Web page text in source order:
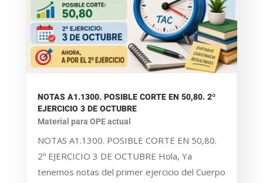
NOTAS A1.1300. POSIBLE CORTE EN 50,80. 2º
EJERCICIO 3 DE OCTUBRE
Material para OPE actual
NOTAS A1.1300. POSIBLE CORTE EN 50,80.
2º EJERCICIO 3 DE OCTUBRE Hola, Ya
tenemos notas del primer ejercicio del Cuerpo